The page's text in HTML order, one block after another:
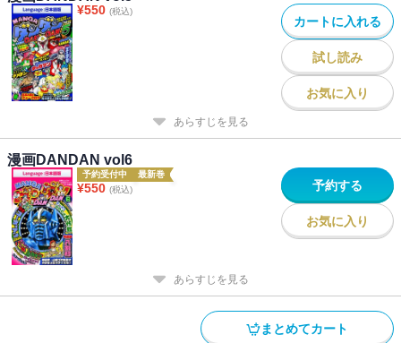
¥550 (税込)
カートに入れる
試し読み
お気に入り
あらすじを見る
漫画DANDAN vol6
予約受付中 最新巻
¥550 (税込) 予約する
お気に入り
あらすじを見る
まとめてカート